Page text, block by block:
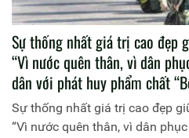
Sự thống nhất giá trị cao đẹp
“Vì nước quên thân, vì dân
dân với phát huy phẩm chất
nhân dân
Sự thống nhất giá trị cao đẹp
“Vì nước quên thân, vì dân